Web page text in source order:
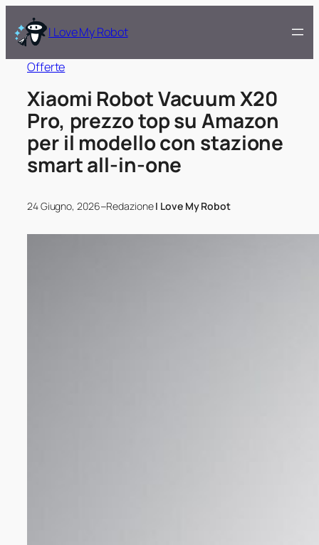
I Love My Robot
Offerte
Xiaomi Robot Vacuum X20
Pro, prezzo top su Amazon
per il modello con stazione
smart all‑in‑one
24 Giugno, 2026–RedazioneI Love My Robot